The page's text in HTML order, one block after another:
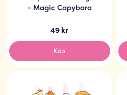
- Magic Capybara
49 kr
Köp